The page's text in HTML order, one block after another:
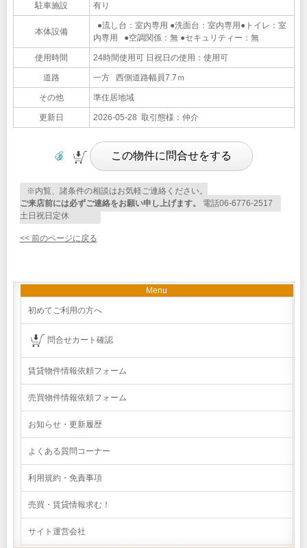
駐車施設 有り
本体設備
●流し台：室内専用 ●洗面台：室内専用●トイレ：室
内専用 ●空調関係：無 ●セキュリティー：無
使用時間 24時間使用可 日祝日の使用：使用可
道路 一方 西側道路幅員7.7ｍ
その他 準住居地域
更新日 2026-05-28 取引態様：仲介
※内覧、諸条件の相談はお気軽ご連絡ください。
ご来店前には必ずご連絡をお願い申し上げます。
電話06-6776-2517
土日祝日定休
<< 前のページに戻る
Menu
初めてご利用の方へ
問合せカート確認
賃貸物件情報依頼フォーム
売買物件情報依頼フォーム
お知らせ・更新履歴
よくある質問コーナー
利用規約・免責事項
売買・賃貸情報求む！
サイト運営会社